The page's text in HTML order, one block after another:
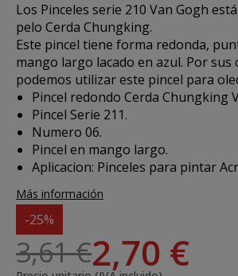
Los Pinceles serie 210 Van Gogh
pelo Cerda Chungking.
Este pincel tiene forma redonda,
mango largo lacado en azul. Por sus
podemos utilizar este pincel para
Pincel redondo Cerda Chungking
Pincel Serie 211.
Numero 06.
Pincel en mango largo.
Aplicacion: Pinceles para pintar
Más información
-25%
3,61 €2,70 €